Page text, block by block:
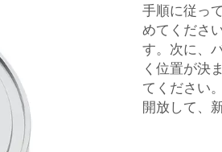
手順に従っ
めてくださ
す。次に、
く位置が決
てください
開放して、